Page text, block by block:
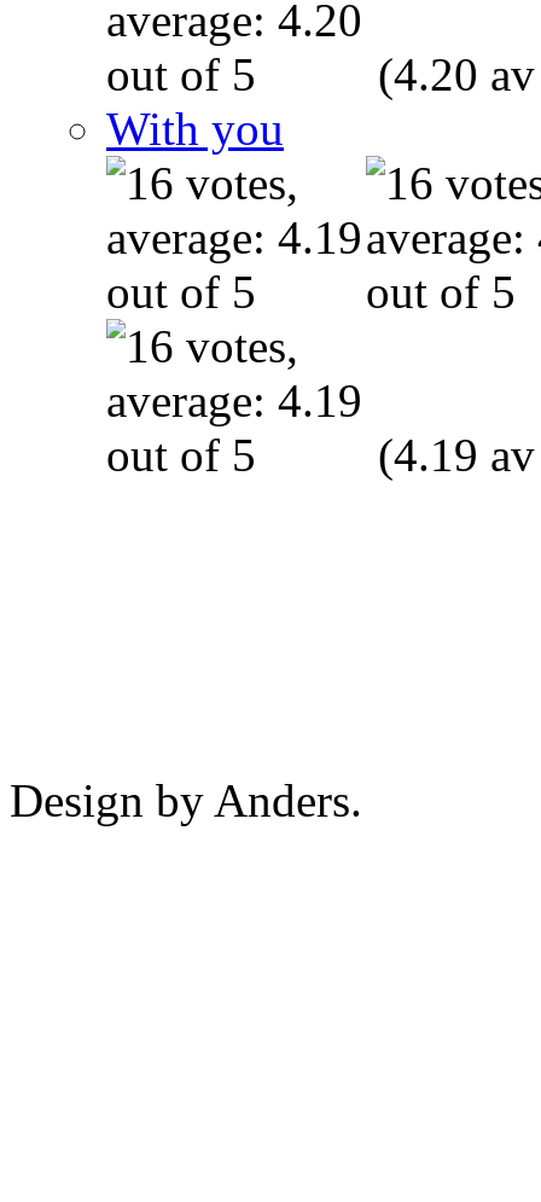
(4.20
With you
(4.19
Design by Anders.